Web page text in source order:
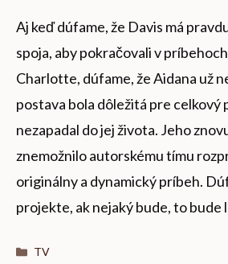
Aj keď dúfame, že Davis má
spoja, aby pokračovali v
Charlotte, dúfame, že Aidana už
postava bola dôležitá pre celkový
nezapadal do jej života. Jeho
znemožnilo autorskému tímu
originálny a dynamický príbeh.
projekte, ak nejaký bude, to bude
Kategórie
TV